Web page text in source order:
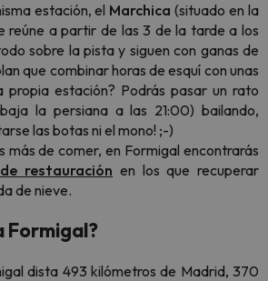
estación, el Marchica (situado en la
reúne a partir de las 3 de la tarde a los
sobre la pista y siguen con ganas de
que combinar horas de esquí con unas
propia estación? Podrás pasar un rato
la persiana a las 21:00) bailando,
las botas ni el mono! ;-)
más de comer, en Formigal encontrarás
restauración en los que recuperar
de nieve.
Formigal?
dista 493 kilómetros de Madrid, 370